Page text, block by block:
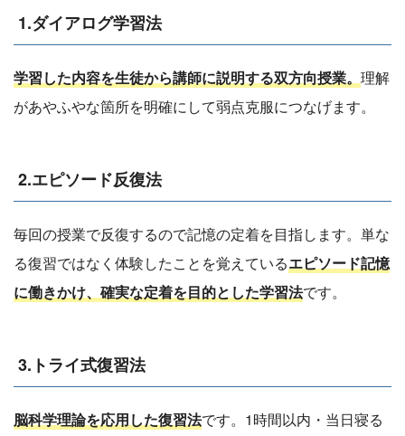
1.ダイアログ学習法
学習した内容を生徒から講師に説明する双方向授業。 理解
があやふやな箇所を明確にして弱点克服につなげます。
2.エピソード反復法
毎回の授業で反復するので記憶の定着を目指します。単な
る復習ではなく体験したことを覚えているエピソード記憶
に働きかけ、確実な定着を目的とした学習法です。
3.トライ式復習法
脳科学理論を応用した復習法です。1時間以内・当日寝る